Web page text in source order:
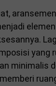
aransemen
yang
minimalis